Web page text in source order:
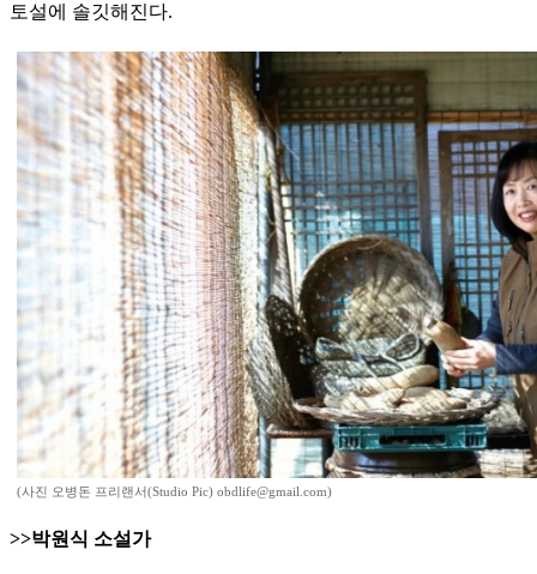
토설에 솔깃해진다.
(사진 오병돈 프리랜서(Studio Pic) obdlife@gmail.com)
>>박원식 소설가